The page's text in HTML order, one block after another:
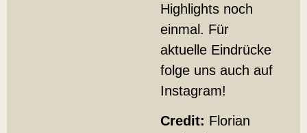
Highlights noch
einmal. Für
aktuelle Eindrücke
folge uns auch auf
Instagram!
Credit: Florian